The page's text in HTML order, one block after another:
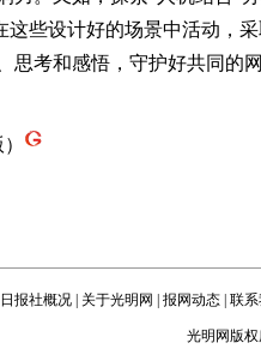
这些设计好的场景中活动，
思考和感悟，守护好共同的
报社概况 关于光明网 报网动态 联系
光明网版